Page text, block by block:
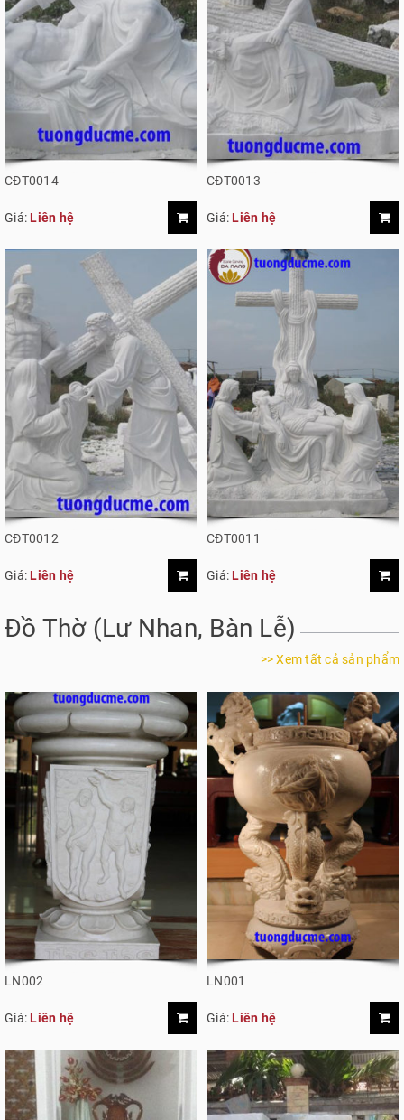
CĐT0014
Giá:Liên hệ
CĐT0013
Giá:Liên hệ
CĐT0012
Giá:Liên hệ
CĐT0011
Giá:Liên hệ
Đồ Thờ (Lư Nhan, Bàn Lễ)
>> Xem tất cả sản phẩm
LN002
Giá:Liên hệ
LN001
Giá:Liên hệ